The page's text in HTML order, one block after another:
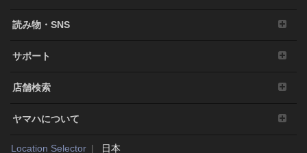
読み物・SNS
サポート
店舗検索
ヤマハについて
Location Selector 日本